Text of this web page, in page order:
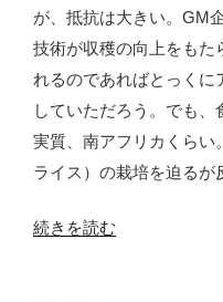
踏
み
と
ど
ま
る”
が、抵抗は大きい。GM
技術が収穫の向上をもた
れるのであればとっくに
していただろう。でも
実質、南アフリカくらい
ライス）の栽培を迫るが
“「ゲ
続きを読む